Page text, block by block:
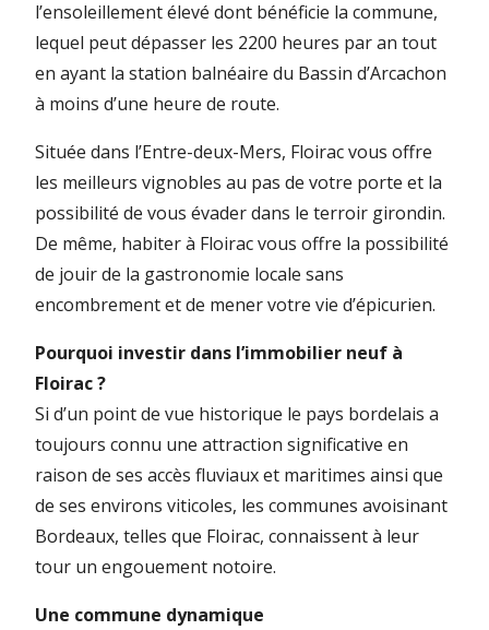
l’ensoleillement élevé dont bénéficie la commune,
lequel peut dépasser les 2200 heures par an tout
en ayant la station balnéaire du Bassin d’Arcachon
à moins d’une heure de route.
Située dans l’Entre-deux-Mers, Floirac vous offre
les meilleurs vignobles au pas de votre porte et la
possibilité de vous évader dans le terroir girondin.
De même, habiter à Floirac vous offre la possibilité
de jouir de la gastronomie locale sans
encombrement et de mener votre vie d’épicurien.
Pourquoi investir dans l’immobilier neuf à
Floirac ?
Si d’un point de vue historique le pays bordelais a
toujours connu une attraction significative en
raison de ses accès fluviaux et maritimes ainsi que
de ses environs viticoles, les communes avoisinant
Bordeaux, telles que Floirac, connaissent à leur
tour un engouement notoire.
Une commune dynamique